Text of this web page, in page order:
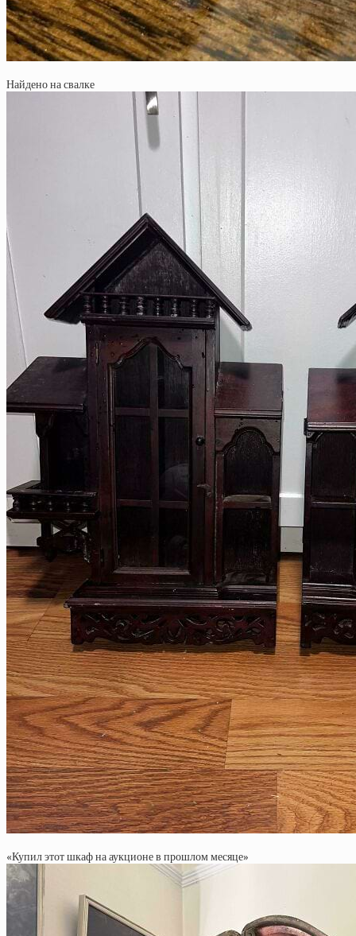
Найдено на свалке
«Купил этот шкаф на аукционе в прошлом месяце»